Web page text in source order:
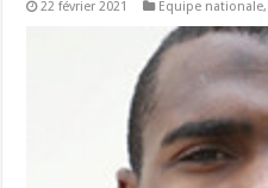
22 février 2021 Equipe nationale,